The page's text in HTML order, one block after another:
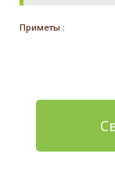
Приметы :